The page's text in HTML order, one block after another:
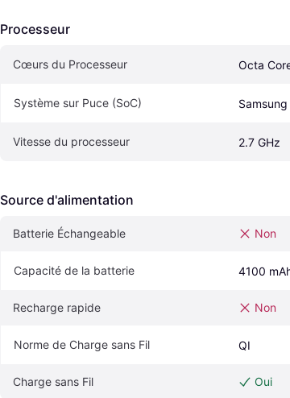
Processeur
Cœurs du Processeur Octa
Système sur Puce (SoC)
Vitesse du processeur 2.7 GHz
Source d'alimentation
Batterie Échangeable Non
Capacité de la batterie 4100
Recharge rapide Non
Norme de Charge sans Fil QI
Charge sans Fil Oui